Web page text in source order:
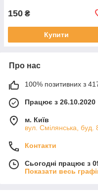
150 ₴
Купити
Про нас
100% позитивних з 417
Працює з 26.10.2020
м. Київ
вул. Смілянська, буд.
Контакти
Сьогодні працює з
Показати весь